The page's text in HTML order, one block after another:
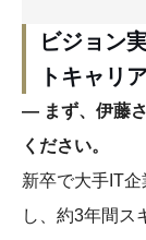
ビジョン
トキャリ
― まず、伊藤
ください。
新卒で大手IT
し、約3年間ス